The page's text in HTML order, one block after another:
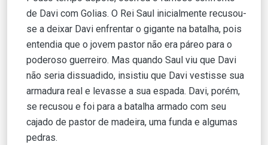
de Davi com Golias. O Rei Saul inicialmente recusou-
se a deixar Davi enfrentar o gigante na batalha, pois
entendia que o jovem pastor não era páreo para o
poderoso guerreiro. Mas quando Saul viu que Davi
não seria dissuadido, insistiu que Davi vestisse sua
armadura real e levasse a sua espada. Davi, porém,
se recusou e foi para a batalha armado com seu
cajado de pastor de madeira, uma funda e algumas
pedras.